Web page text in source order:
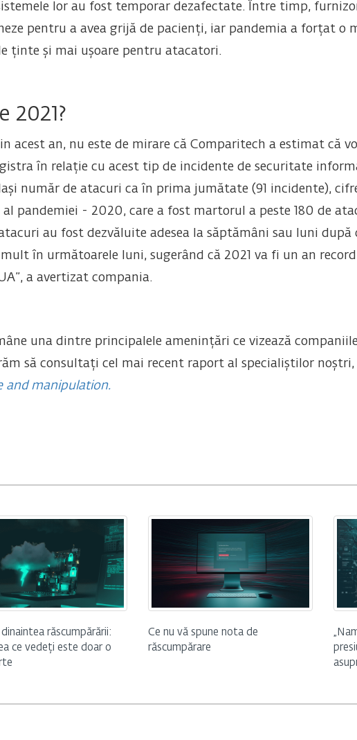
lor au fost temporar dezafectate. Între timp,
pentru a avea grijă de pacienți, iar pandemia a forțat o
ținte și mai ușoare pentru atacatori.
2021?
acest an, nu este de mirare că Comparitech a estimat că
în relație cu acest tip de incidente de securitate
număr de atacuri ca în prima jumătate (91 incidente),
pandemiei - 2020, care a fost martorul a peste 180 de
au fost dezvăluite adesea la săptămâni sau luni după
în următoarele luni, sugerând că 2021 va fi un an
a avertizat compania.
una dintre principalele amenințări ce vizează
să consultați cel mai recent raport al specialiștilor noștri,
and manipulation.
dinaintea răscumpărării:
ce vedeți este doar o
Ce nu vă spune nota de
răscumpărare